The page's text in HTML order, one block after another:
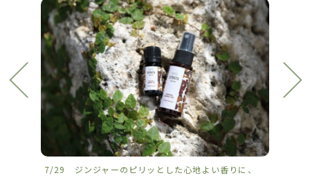
7/29 ジンジャーのピリッとした心地よい香りに、